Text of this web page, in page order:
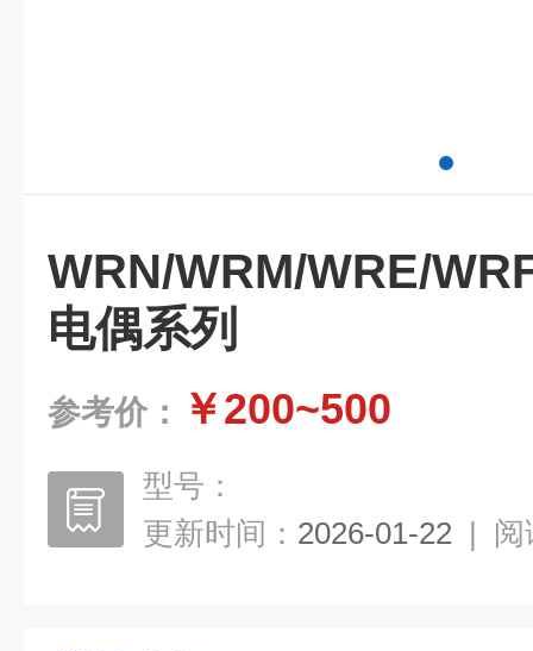
WRN/WRM/WRE/
电偶系列
参考价： ￥200~500
型号：
更新时间： 2026-01-22 | 阅